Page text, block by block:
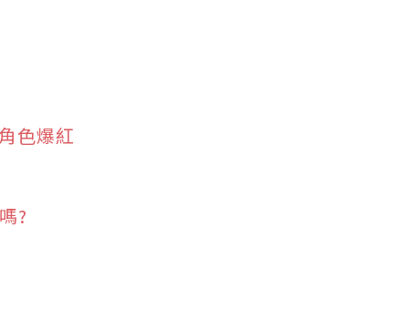
色爆紅
?